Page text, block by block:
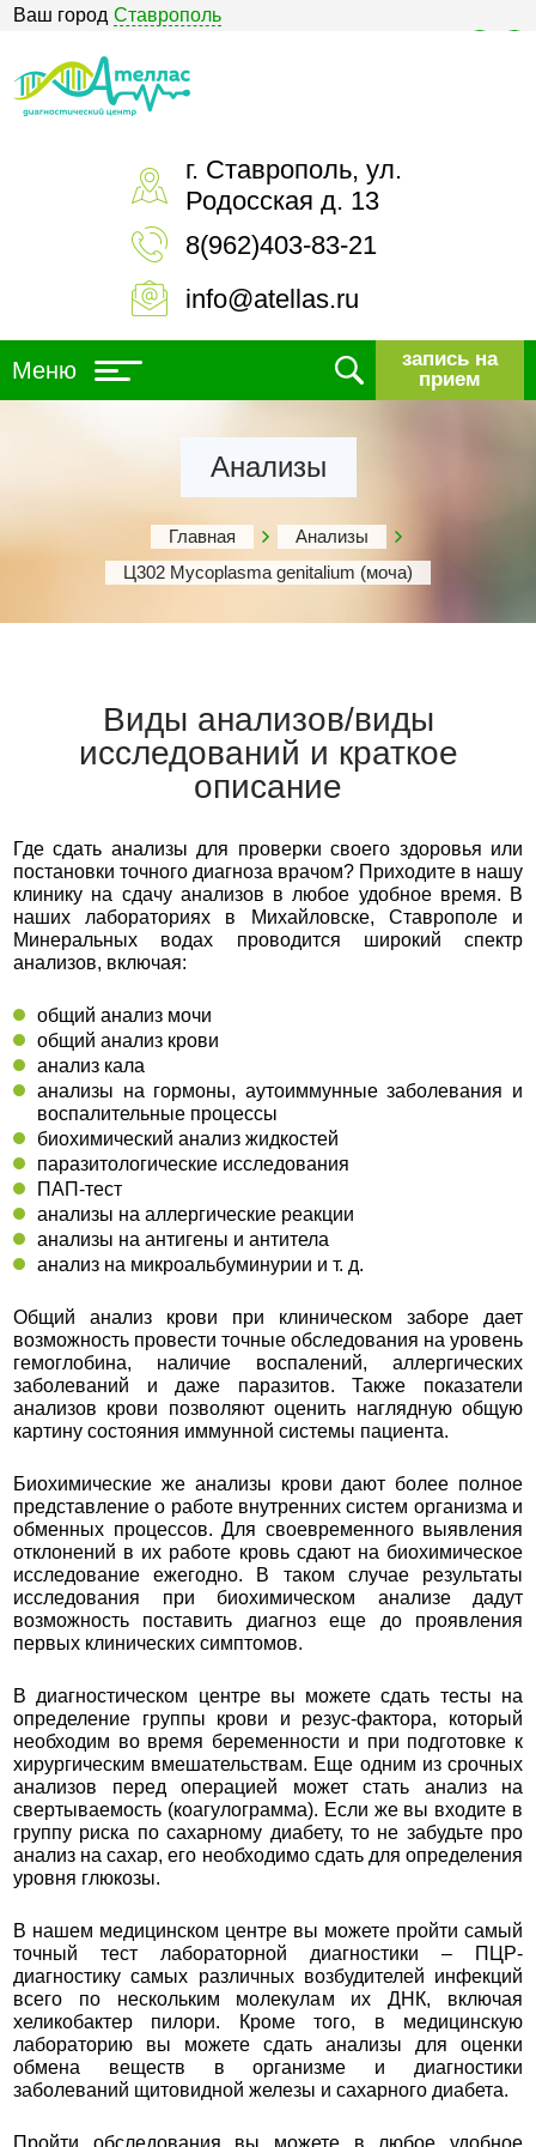
Ваш город Ставрополь
г. Ставрополь, ул.
Родосская д. 13
8(962)403-83-21
info@atellas.ru
Меню
запись на
прием
Анализы
Главная
Анализы
Ц302 Mycoplasma genitalium (моча)
Виды анализов/виды
исследований и краткое
описание
Где сдать анализы для проверки своего здоровья или
постановки точного диагноза врачом? Приходите в нашу
клинику на сдачу анализов в любое удобное время. В
наших лабораториях в Михайловске, Ставрополе и
Минеральных водах проводится широкий спектр
анализов, включая:
общий анализ мочи
общий анализ крови
анализ кала
анализы на гормоны, аутоиммунные заболевания и
воспалительные процессы
биохимический анализ жидкостей
паразитологические исследования
ПАП-тест
анализы на аллергические реакции
анализы на антигены и антитела
анализ на микроальбуминурии и т. д.
Общий анализ крови при клиническом заборе дает
возможность провести точные обследования на уровень
гемоглобина, наличие воспалений, аллергических
заболеваний и даже паразитов. Также показатели
анализов крови позволяют оценить наглядную общую
картину состояния иммунной системы пациента.
Биохимические же анализы крови дают более полное
представление о работе внутренних систем организма и
обменных процессов. Для своевременного выявления
отклонений в их работе кровь сдают на биохимическое
исследование ежегодно. В таком случае результаты
исследования при биохимическом анализе дадут
возможность поставить диагноз еще до проявления
первых клинических симптомов.
В диагностическом центре вы можете сдать тесты на
определение группы крови и резус-фактора, который
необходим во время беременности и при подготовке к
хирургическим вмешательствам. Еще одним из срочных
анализов перед операцией может стать анализ на
свертываемость (коагулограмма). Если же вы входите в
группу риска по сахарному диабету, то не забудьте про
анализ на сахар, его необходимо сдать для определения
уровня глюкозы.
В нашем медицинском центре вы можете пройти самый
точный тест лабораторной диагностики – ПЦР-
диагностику самых различных возбудителей инфекций
всего по нескольким молекулам их ДНК, включая
хеликобактер пилори. Кроме того, в медицинскую
лабораторию вы можете сдать анализы для оценки
обмена веществ в организме и диагностики
заболеваний щитовидной железы и сахарного диабета.
Пройти обследования вы можете в любое удобное